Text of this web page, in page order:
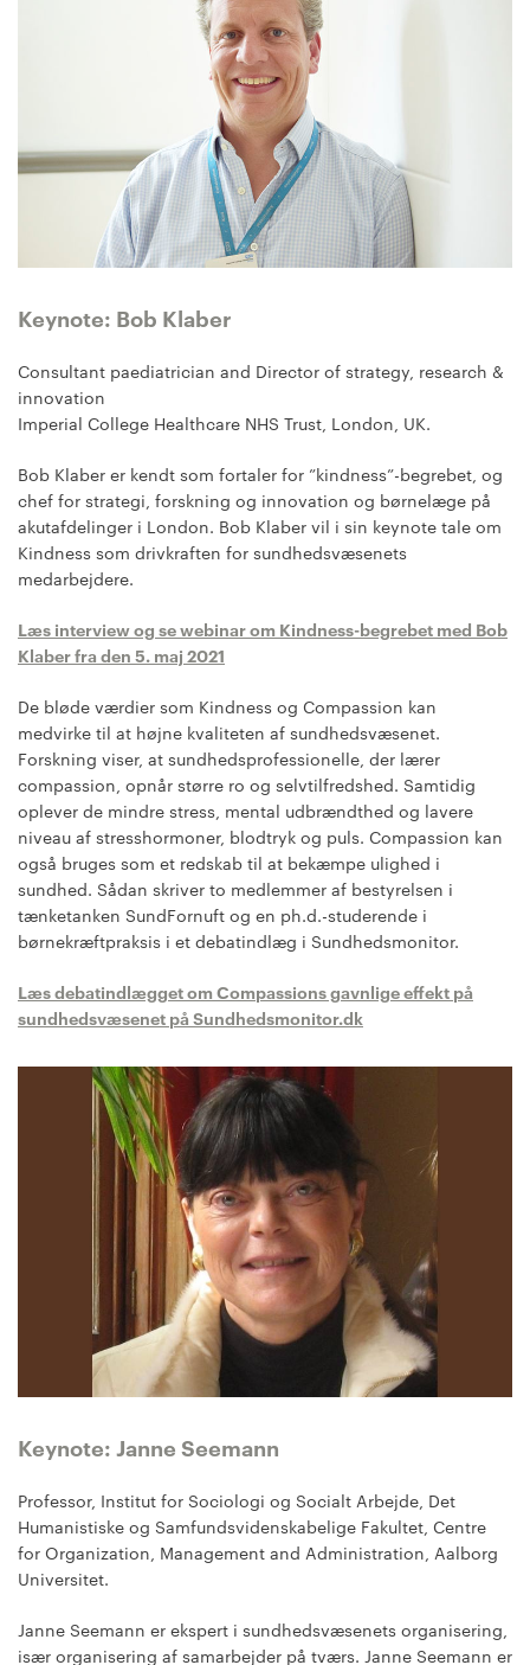
Keynote: Bob Klaber
Consultant paediatrician and Director of strategy, research &
innovation
Imperial College Healthcare NHS Trust, London, UK.
Bob Klaber er kendt som fortaler for ”kindness”-begrebet, og
chef for strategi, forskning og innovation og børnelæge på
akutafdelinger i London. Bob Klaber vil i sin keynote tale om
Kindness som drivkraften for sundhedsvæsenets
medarbejdere.
Læs interview og se webinar om Kindness-begrebet med Bob
Klaber fra den 5. maj 2021
De bløde værdier som Kindness og Compassion kan
medvirke til at højne kvaliteten af sundhedsvæsenet.
Forskning viser, at sundhedsprofessionelle, der lærer
compassion, opnår større ro og selvtilfredshed. Samtidig
oplever de mindre stress, mental udbrændthed og lavere
niveau af stresshormoner, blodtryk og puls. Compassion kan
også bruges som et redskab til at bekæmpe ulighed i
sundhed. Sådan skriver to medlemmer af bestyrelsen i
tænketanken SundFornuft og en ph.d.-studerende i
børnekræftpraksis i et debatindlæg i Sundhedsmonitor.
Læs debatindlægget om Compassions gavnlige effekt på
sundhedsvæsenet på Sundhedsmonitor.dk
Keynote: Janne Seemann
Professor, Institut for Sociologi og Socialt Arbejde, Det
Humanistiske og Samfundsvidenskabelige Fakultet, Centre
for Organization, Management and Administration, Aalborg
Universitet.
Janne Seemann er ekspert i sundhedsvæsenets organisering,
især organisering af samarbejder på tværs. Janne Seemann er